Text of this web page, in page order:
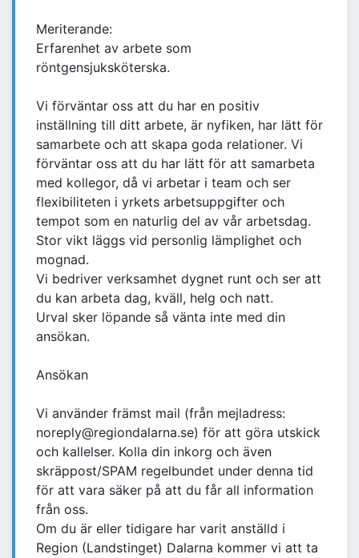
Meriterande:
Erfarenhet av arbete som
röntgensjuksköterska.
Vi förväntar oss att du har en positiv
inställning till ditt arbete, är nyfiken, har lätt för
samarbete och att skapa goda relationer. Vi
förväntar oss att du har lätt för att samarbeta
med kollegor, då vi arbetar i team och ser
flexibiliteten i yrkets arbetsuppgifter och
tempot som en naturlig del av vår arbetsdag.
Stor vikt läggs vid personlig lämplighet och
mognad.
Vi bedriver verksamhet dygnet runt och ser att
du kan arbeta dag, kväll, helg och natt.
Urval sker löpande så vänta inte med din
ansökan.
Ansökan
Vi använder främst mail (från mejladress:
noreply@regiondalarna.se) för att göra utskick
och kallelser. Kolla din inkorg och även
skräppost/SPAM regelbundet under denna tid
för att vara säker på att du får all information
från oss.
Om du är eller tidigare har varit anställd i
Region (Landstinget) Dalarna kommer vi att ta